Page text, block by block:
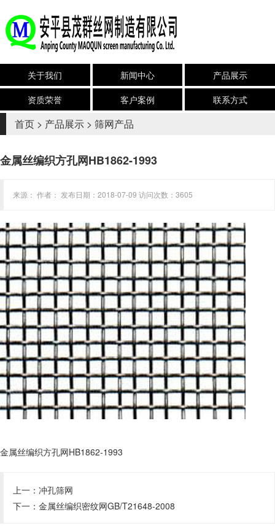
关于我们 新闻中心
产品展示
资质荣誉
客户案例 联系方式
首页 > 产品展示 > 筛网产品
金属丝编织方孔网HB1862-1993
来源： 作者： 发布日期：2018-07-09 访问次数：3605
金属丝编织方孔网HB1862-1993
上一： 冲孔筛网
下一： 金属丝编织密纹网GB/T21648-2008